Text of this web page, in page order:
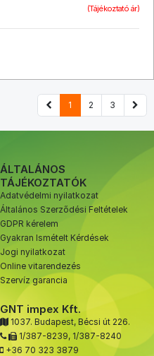
(Tájékoztató ár)
1 2 3
ÁLTALÁNOS
TÁJÉKOZTATÓK
Adatvédelmi nyilatkozat
Általános Szerződési Feltételek
GDPR kérelem
Gyakran Ismételt Kérdések
Jogi nyilatkozat
Online vitarendezés
Szervíz garancia
GNT impex Kft.
1037. Budapest, Bécsi út 226.
1/387-8239, 1/387-8240
+36 70 323 3879